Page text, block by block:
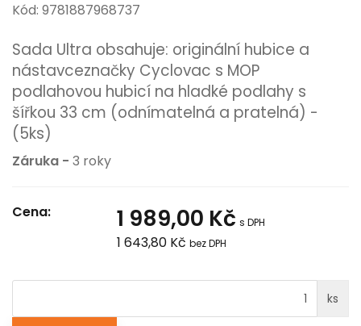
Kód: 9781887968737
Sada Ultra obsahuje: originální hubice a
nástavceznačky Cyclovac s MOP
podlahovou hubicí na hladké podlahy s
šířkou 33 cm (odnímatelná a pratelná) -
(5ks)
Záruka - 3 roky
Cena: 1 989,00 Kč s DPH
1 643,80 Kč bez DPH
ks